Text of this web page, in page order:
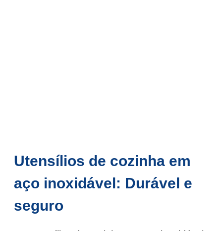
Utensílios de cozinha em
aço inoxidável: Durável e
seguro